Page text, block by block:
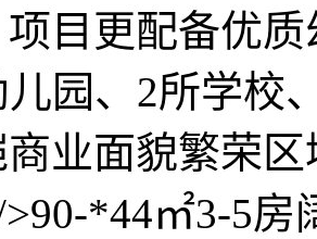
目更配备优
园、2所学校
业面貌繁荣
*44㎡3-5